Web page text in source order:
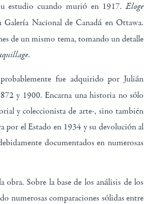
estudio cuando murió en 1917.Eloge
Galería Nacional de Canadá en Ottawa.
de un mismo tema, tomando un detalle
.
fue adquirido por Julián
y 1900. Encarna una historia no sólo
y coleccionista de arte-, sino también
por el Estado en 1934 y su devolución al
documentados en numerosas
Sobre la base de los análisis de los
numerosas comparaciones sólidas entre